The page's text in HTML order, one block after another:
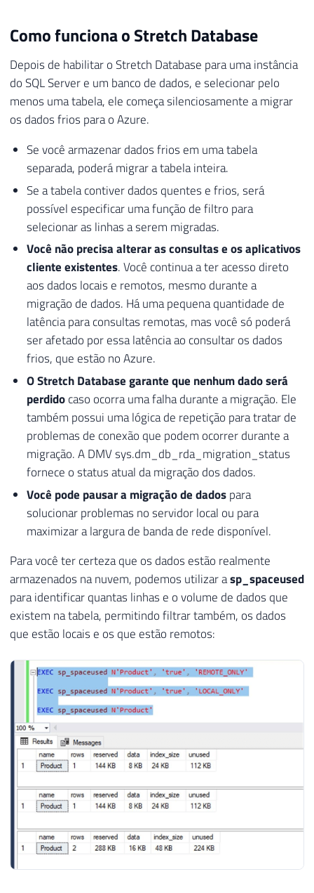
Como funciona o Stretch Database
Depois de habilitar o Stretch Database para uma instância
do SQL Server e um banco de dados, e selecionar pelo
menos uma tabela, ele começa silenciosamente a migrar
os dados frios para o Azure.
Se você armazenar dados frios em uma tabela
separada, poderá migrar a tabela inteira.
Se a tabela contiver dados quentes e frios, será
possível especificar uma função de filtro para
selecionar as linhas a serem migradas.
Você não precisa alterar as consultas e os aplicativos
cliente existentes. Você continua a ter acesso direto
aos dados locais e remotos, mesmo durante a
migração de dados. Há uma pequena quantidade de
latência para consultas remotas, mas você só poderá
ser afetado por essa latência ao consultar os dados
frios, que estão no Azure.
O Stretch Database garante que nenhum dado será
perdidocaso ocorra uma falha durante a migração. Ele
também possui uma lógica de repetição para tratar de
problemas de conexão que podem ocorrer durante a
migração. A DMV sys.dm_db_rda_migration_status
fornece o status atual da migração dos dados.
Você pode pausar a migração de dadospara
solucionar problemas no servidor local ou para
maximizar a largura de banda de rede disponível.
Para você ter certeza que os dados estão realmente
armazenados na nuvem, podemos utilizar asp_spaceused
para identificar quantas linhas e o volume de dados que
existem na tabela, permitindo filtrar também, os dados
que estão locais e os que estão remotos: